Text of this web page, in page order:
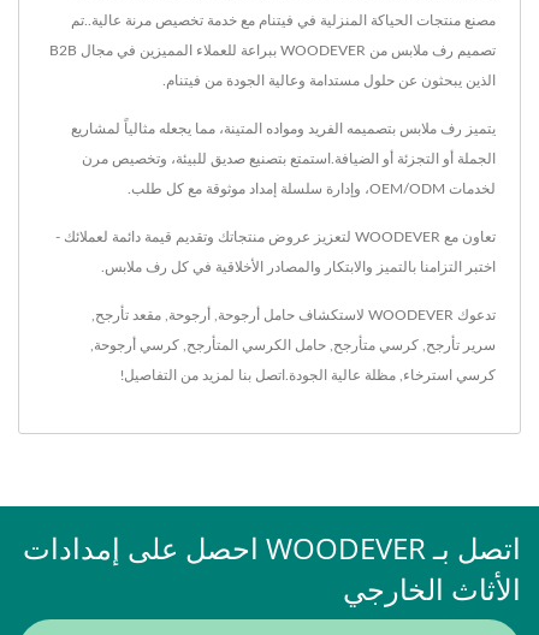
مصنع منتجات الحياكة المنزلية في فيتنام مع خدمة تخصيص مرنة عالية..تم
تصميم رف ملابس من WOODEVER ببراعة للعملاء المميزين في مجال B2B
الذين يبحثون عن حلول مستدامة وعالية الجودة من فيتنام.
يتميز رف ملابس بتصميمه الفريد ومواده المتينة، مما يجعله مثالياً لمشاريع
الجملة أو التجزئة أو الضيافة.استمتع بتصنيع صديق للبيئة، وتخصيص مرن
لخدمات OEM/ODM، وإدارة سلسلة إمداد موثوقة مع كل طلب.
تعاون مع WOODEVER لتعزيز عروض منتجاتك وتقديم قيمة دائمة لعملائك -
اختبر التزامنا بالتميز والابتكار والمصادر الأخلاقية في كل رف ملابس.
تدعوك WOODEVER لاستكشاف حامل أرجوحة, أرجوحة, مقعد تأرجح,
سرير تأرجح, كرسي متأرجح, حامل الكرسي المتأرجح, كرسي أرجوحة,
كرسي استرخاء, مظلة عالية الجودة. اتصل بنا لمزيد من التفاصيل!
اتصل بـ WOODEVER احصل على إمدادات
الأثاث الخارجي